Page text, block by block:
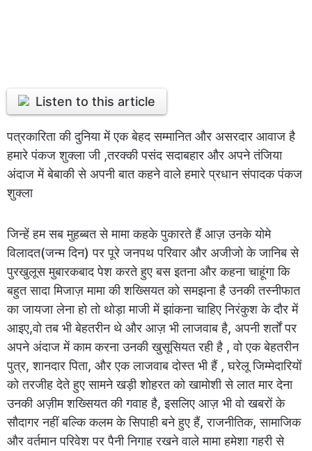
Listen to this article
पत्रकारिता की दुनिया में एक बेहद सम्मानित और असरदार आवाज है
हमारे पंकज शुक्ला जी ,तरक्की पसंद सदाबहार और अपने तंजिया
अंदाज में बेबाकी से अपनी बात कहने वाले हमारे प्रधान संपादक पंकज
शुक्ला
जिन्हें हम सब मुहब्बत से मामा कहके पुकारते हैं आज़ उनके योमे
विलादत(जन्म दिन) पर पूरे जनपथ परिवार और अजीजो के जानिब से
पुरखुलूस मुबारकबाद पेश करते हुए बस इतना और कहना चाहूंगा कि
बहुत सादा मिजाज़ मामा की शख्सियत को समझना है उनकी तस्नीफात
का जायजा लेना हो तो थोड़ा माजी में झांकना चाहिए निरंकुश के दौर में
आइए,वो तब भी बेहतरीन थे और आज़ भी लाजवाब है, अपनी शर्तों पर
अपने अंदाज में काम करना उनकी खुसूसियत रही है , वो एक बेहतरीन
पुत्र, शानदार पिता, और एक लाजवाब दोस्त भी हैं , घरेलू जिम्मेदारियों
को तरजीह देते हुए सामने खड़ी शोहरत को खामोशी से लात मार देना
उनकी अज़ीम शख्सियत की गवाह है, इसलिए आज़ भी वो खबरों के
सौदागर नहीं बल्कि कलम के सिपाही बने हुए हैं, राजनीतिक, सामाजिक
और वर्तमान परिवेश पर पैनी निगाह रखने वाले मामा हमेशा गहरी से